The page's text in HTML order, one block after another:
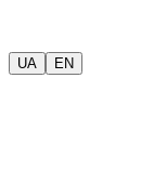
UA EN